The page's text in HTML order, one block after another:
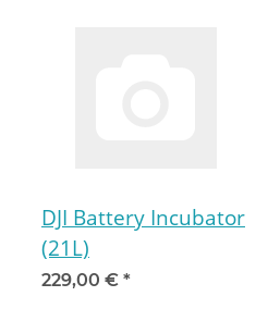
DJI Battery Incubator
(21L)
229,00 € *